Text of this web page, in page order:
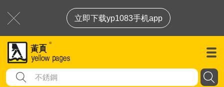
立即下载yp1083手机app